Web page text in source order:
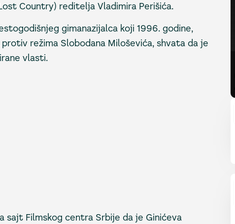
Country) reditelja Vladimira Perišića.
gimanazijalca koji 1996. godine,
režima Slobodana Miloševića, shvata da je
vlasti.
sajt Filmskog centra Srbije da je Ginićeva